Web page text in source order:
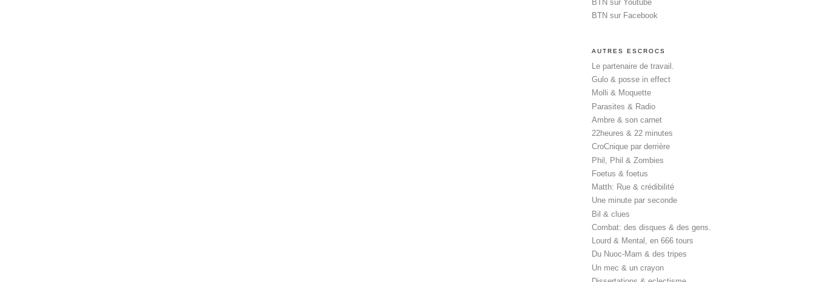
BTN sur Youtube
BTN sur Facebook
AUTRES ESCROCS
Le partenaire de travail.
Gulo & posse in effect
Molli & Moquette
Parasites & Radio
Ambre & son carnet
22heures & 22 minutes
CroCnique par derrière
Phil, Phil & Zombies
Foetus & foetus
Matth: Rue & crédibilité
Une minute par seconde
Bil & clues
Combat: des disques & des gens.
Lourd & Mental, en 666 tours
Du Nuoc-Mam & des tripes
Un mec & un crayon